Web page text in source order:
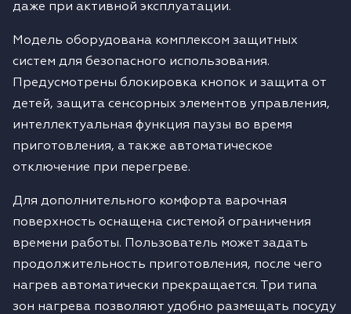
даже при активной эксплуатации.
Модель оборудована комплексом защитных
систем для безопасного использования.
Предусмотрены блокировка кнопок и защита от
детей, защита сенсорных элементов управления,
интеллектуальная функция паузы во время
приготовления, а также автоматическое
отключение при перегреве.
Для дополнительного комфорта варочная
поверхность оснащена системой ограничения
времени работы. Пользователь может задать
продолжительность приготовления, после чего
нагрев автоматически прекращается. Три типа
зон нагрева позволяют удобно размещать посуду